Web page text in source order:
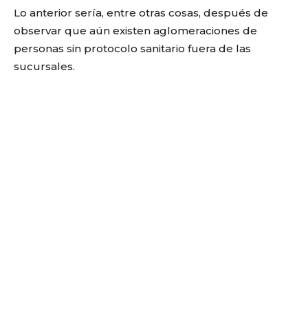
Lo anterior sería, entre otras cosas, después de
observar que aún existen aglomeraciones de
personas sin protocolo sanitario fuera de las
sucursales.